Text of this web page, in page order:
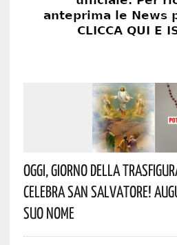
Oggi, Giorno Della
Celebra San Salvatore!
Suo Nome